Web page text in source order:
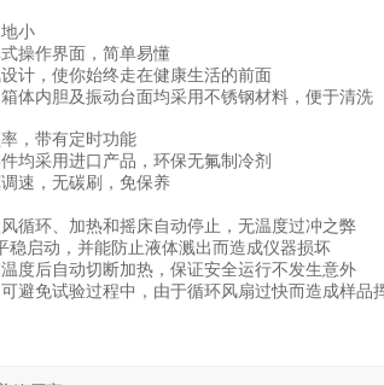
小
操作界面，简单易懂
计，使你始终走在健康生活的前面
体内胆及振动台面均采用不锈钢材料，便于清洗
，带有定时功能
均采用进口产品，环保无氟制冷剂
速，无碳刷，免保养
循环、加热和摇床自动停止，无温度过冲之弊
启动，并能防止液体溅出而造成仪器损坏
度后自动切断加热，保证安全运行不发生意外
避免试验过程中，由于循环风扇过快而造成样品